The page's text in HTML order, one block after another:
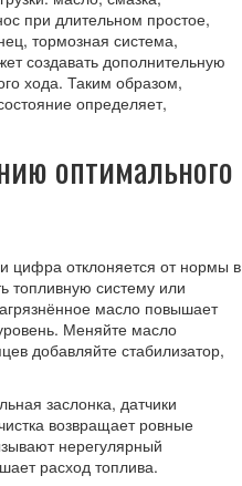
при длительном простое,
тормозная система,
создавать дополнительную
хода. Таким образом,
определяет,
оптимального
цифра отклоняется от нормы в
топливную систему или
масло повышает
Меняйте масло
добавляйте стабилизатор,
заслонка, датчики
возвращает ровные
нерегулярный
расход топлива.